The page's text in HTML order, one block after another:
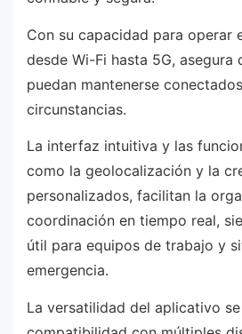
Con su capacidad para operar
desde Wi-Fi hasta 5G, asegura
puedan mantenerse
circunstancias.
La interfaz intuitiva y las
como la geolocalización y la
personalizados, facilitan la
coordinación en tiempo real,
útil para equipos de trabajo y
emergencia.
La versatilidad del aplicativo